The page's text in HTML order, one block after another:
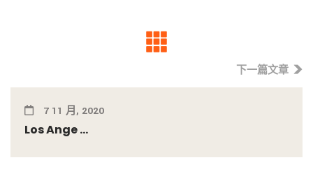
下一篇文章
7 11 月, 2020
Los Ange ...